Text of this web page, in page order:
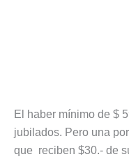
El haber mínimo de $
jubilados. Pero una
que reciben $30.- de